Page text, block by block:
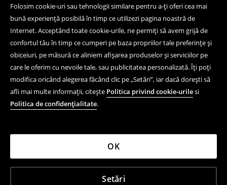
Folosim cookie-uri sau tehnologii similare pentru a-ți oferi cea mai
bună experiență posibilă în timp ce utilizezi pagina noastră de
Internet. Acceptând toate cookie-urile, ne permiți să avem grijă de
confortul tău în timp ce cumperi pe baza propriilor tale preferințe și
obiceiuri, pe măsură ce aliniem afișarea produselor și serviciilor pe
care le oferim cu nevoile tale, sau publicitatea personalizată. Îți poți
modifica oricând alegerea făcând clic pe „Setări”, iar dacă dorești să
afli mai multe informații, citește Politica privind cookie-urilesi
Politica de confidențialitate.
Setări
OK